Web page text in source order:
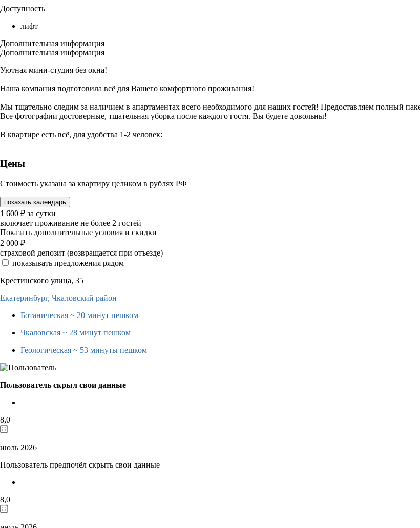
Доступность
лифт
Дополнительная информация
Дополнительная информация
Уютная мини-студия без окна!
Наша компания подготовила всё для Вашего комфортного проживания!
Мы тщательно следим за наличием в апартаментах всего необходимого для наших гостей! Предоставляем полный
Все фотографии достоверные, тщательная уборка после каждого гостя. Вы будете довольны!
В квартире есть всё, для удобства 1-2 человек:
Цены
Стоимость указана за квартиру целиком в рублях РФ
показать календарь
1 600 ₽ за сутки
включает проживание не более 2 гостей
Показать дополнительные условия и скидки
2 000 ₽
страховой депозит (возвращается при отъезде)
показывать предложения рядом
Крестинского улица, 35
Екатеринбург, Чкаловский район
Ботаническая ~ 20 минут пешком
Чкаловская ~ 28 минут пешком
Геологическая ~ 53 минуты пешком
Пользователь скрыл свои данные
8,0
июль 2026
Пользователь предпочёл скрыть свои данные
8,0